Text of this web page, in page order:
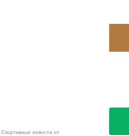
Спортивные новости от